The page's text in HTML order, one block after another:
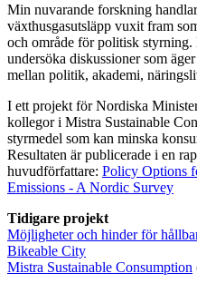
Min nuvarande forskning
växthusgasutsläpp vuxit fram
och område för politisk styrning.
undersöka diskussioner som
mellan politik, akademi,
I ett projekt för Nordiska
kollegor i Mistra Sustainable
styrmedel som kan minska
Resultaten är publicerade i en
huvudförfattare: Policy Options
Emissions - A Nordic Survey
Tidigare projekt
Möjligheter och hinder för
Bikeable City
Mistra Sustainable Consumption